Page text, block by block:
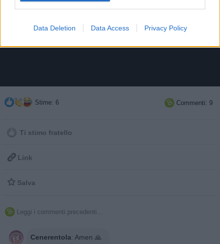
Data Deletion Data Access Privacy Policy
Stime: 6  Commenti: 9
Ti stimo fratello
 Link
 Salva
 Leggi i commenti precedenti...
Cenerentola: Amen 🙏